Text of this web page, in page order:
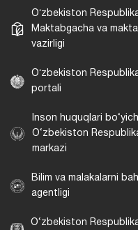
Oʻzbekiston
Maktabgacha va
vazirligi
Oʻzbekiston
portali
Inson huquqlari
O‘zbekiston
markazi
Bilim va malakalarni
agentligi
O‘zbekiston